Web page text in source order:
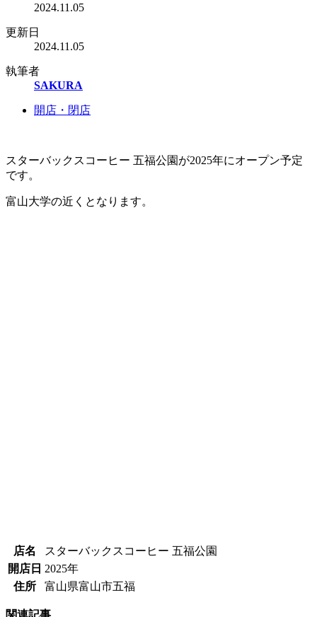
2024.11.05
更新日
2024.11.05
執筆者
SAKURA
開店・閉店
スターバックスコーヒー 五福公園が2025年にオープン予定
です。
富山大学の近くとなります。
店名
スターバックスコーヒー 五福公園
開店日 2025年
住所
富山県富山市五福
関連記事